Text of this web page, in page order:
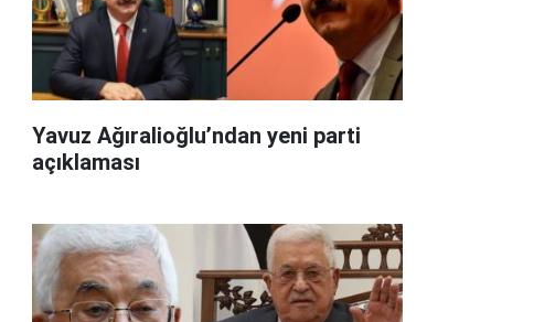
Yavuz Ağıralioğlu’ndan yeni parti
açıklaması